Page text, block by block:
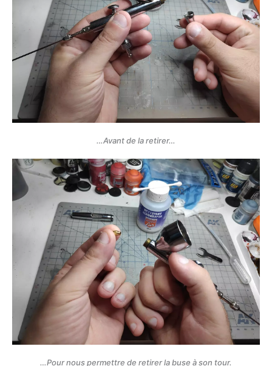
…Avant de la retirer…
…Pour nous permettre de retirer la buse à son tour.